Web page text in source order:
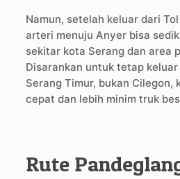
Namun, setelah keluar dari
arteri menuju Anyer bisa
sekitar kota Serang dan area
Disarankan untuk tetap keluar
Serang Timur, bukan Cilegon,
cepat dan lebih minim truk
Rute